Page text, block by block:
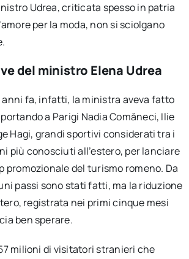
Udrea, criticata spesso in patria
per la moda, non si sciolgano
del ministro Elena Udrea
anni fa, infatti, la ministra aveva fatto
a Parigi Nadia Comăneci, Ilie
Hagi, grandi sportivi considerati tra i
più conosciuti all’estero, per lanciare
promozionale del turismo romeno. Da
passi sono stati fatti, ma la riduzione
registrata nei primi cinque mesi
ben sperare.
milioni di visitatori stranieri che